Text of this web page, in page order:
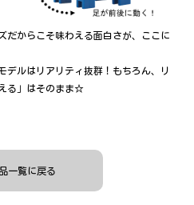
だからこそ味わえる面白さが、ここに
デルはリアリティ抜群！もちろん、リ
る」はそのまま☆
一覧に戻る